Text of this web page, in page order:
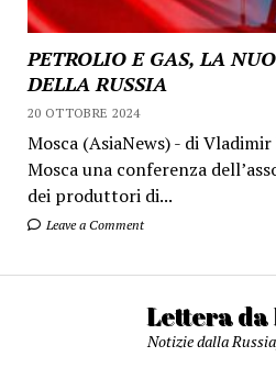
PETROLIO E GAS, LA
DELLA RUSSIA
20 OTTOBRE 2024
Mosca (AsiaNews) - di
Mosca una conferenza
dei produttori di...
Leave a Comment
Lettera da
Notizie dalla